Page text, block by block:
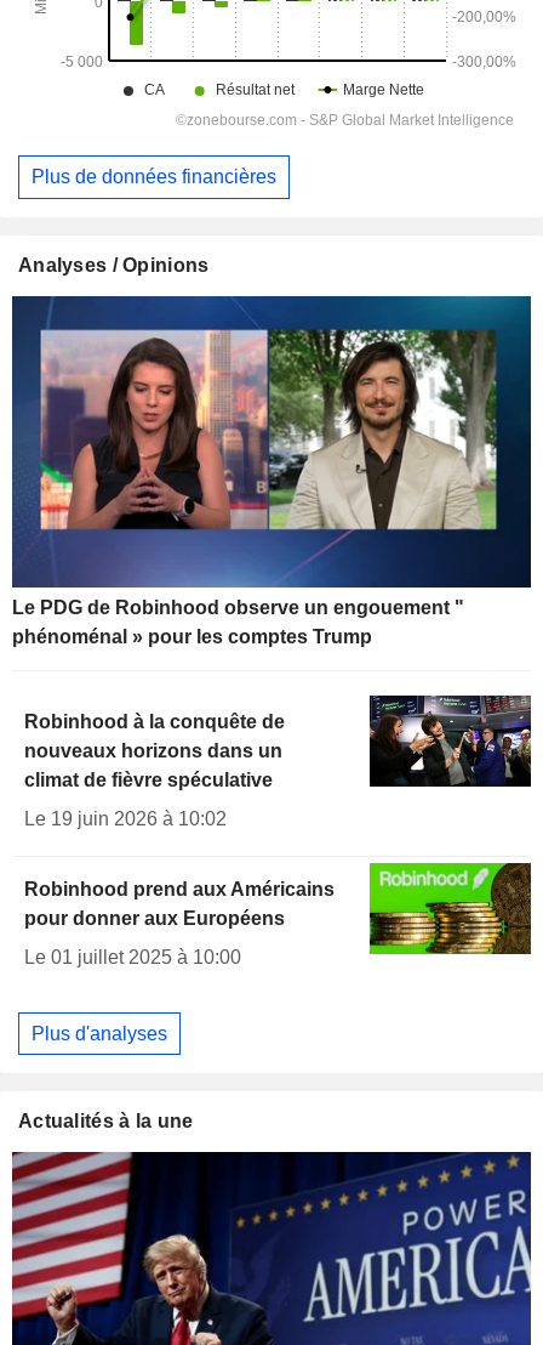
Plus de données financières
Analyses / Opinions
Le PDG de Robinhood observe un engouement "
phénoménal » pour les comptes Trump
Robinhood à la conquête de
nouveaux horizons dans un
climat de fièvre spéculative
Le 19 juin 2026 à 10:02
Robinhood prend aux Américains
pour donner aux Européens
Le 01 juillet 2025 à 10:00
Plus d'analyses
Actualités à la une